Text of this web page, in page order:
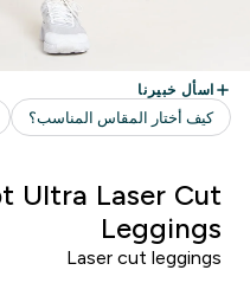
Ultra Laser Cut
Leggings
Laser cut leggings